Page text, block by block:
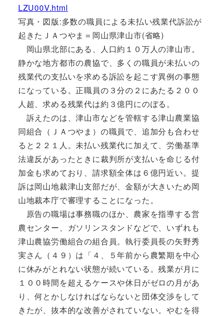
LZU00V.html
写真・図版:多数の職員による未払い残業代訴訟が
起きたＪＡつやま＝岡山県津山市(省略)
岡山県北部にある、人口約１０万人の津山市。
静かな地方都市の農協で、多くの職員が未払いの
残業代の支払いを求める訴訟を起こす異例の事態
になっている。正職員の３分の２にあたる２００
人超、求める残業代は約３億円にのぼる。
訴えたのは、津山市などを管轄する津山農業協
同組合（ＪＡつやま）の職員で、追加分も合わせ
ると２２１人。未払い残業代に加えて、労働基準
法違反があったときに裁判所が支払いを命じる付
加金も求めており、請求額全体は６億円近い。提
訴は岡山地裁津山支部だが、金額が大きいため岡
山地裁本庁で審理することになった。
原告の職場は事務職のほか、農家を指導する営
農センター、ガソリンスタンドなどで、いずれも
津山農協労働組合の組合員。執行委員長の矢野秀
実さん（４９）は「４、５年前から農繁期を中心
に休みがとれない状態が続いている。残業が月に
１００時間を超えるケースや休日がゼロの月があ
り、何とかしなければならないと団体交渉をして
きたが、抜本的な改善がされていない。やむを得